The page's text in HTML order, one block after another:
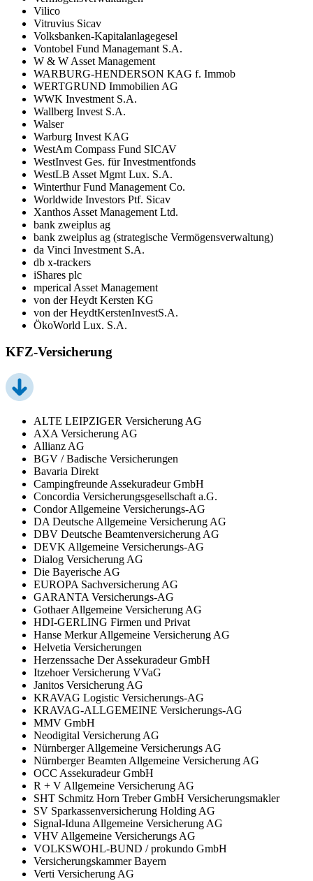
Vilico
Vitruvius Sicav
Volksbanken-Kapitalanlagegesel
Vontobel Fund Managemant S.A.
W & W Asset Management
WARBURG-HENDERSON KAG f. Immob
WERTGRUND Immobilien AG
WWK Investment S.A.
Wallberg Invest S.A.
Walser
Warburg Invest KAG
WestAm Compass Fund SICAV
WestInvest Ges. für Investmentfonds
WestLB Asset Mgmt Lux. S.A.
Winterthur Fund Management Co.
Worldwide Investors Ptf. Sicav
Xanthos Asset Management Ltd.
bank zweiplus ag
bank zweiplus ag (strategische Vermögensverwaltung)
da Vinci Investment S.A.
db x-trackers
iShares plc
mperical Asset Management
von der Heydt Kersten KG
von der HeydtKerstenInvestS.A.
ÖkoWorld Lux. S.A.
KFZ-Versicherung
ALTE LEIPZIGER Versicherung AG
AXA Versicherung AG
Allianz AG
BGV / Badische Versicherungen
Bavaria Direkt
Campingfreunde Assekuradeur GmbH
Concordia Versicherungsgesellschaft a.G.
Condor Allgemeine Versicherungs-AG
DA Deutsche Allgemeine Versicherung AG
DBV Deutsche Beamtenversicherung AG
DEVK Allgemeine Versicherungs-AG
Dialog Versicherung AG
Die Bayerische AG
EUROPA Sachversicherung AG
GARANTA Versicherungs-AG
Gothaer Allgemeine Versicherung AG
HDI-GERLING Firmen und Privat
Hanse Merkur Allgemeine Versicherung AG
Helvetia Versicherungen
Herzenssache Der Assekuradeur GmbH
Itzehoer Versicherung VVaG
Janitos Versicherung AG
KRAVAG Logistic Versicherungs-AG
KRAVAG-ALLGEMEINE Versicherungs-AG
MMV GmbH
Neodigital Versicherung AG
Nürnberger Allgemeine Versicherungs AG
Nürnberger Beamten Allgemeine Versicherung AG
OCC Assekuradeur GmbH
R + V Allgemeine Versicherung AG
SHT Schmitz Horn Treber GmbH Versicherungsmakler
SV Sparkassenversicherung Holding AG
Signal-Iduna Allgemeine Versicherung AG
VHV Allgemeine Versicherungs AG
VOLKSWOHL-BUND / prokundo GmbH
Versicherungskammer Bayern
Verti Versicherung AG